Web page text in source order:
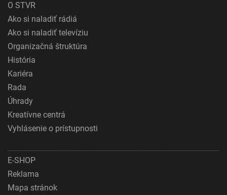
O STVR
Ako si naladiť rádiá
Ako si naladiť televíziu
Organizačná štruktúra
História
Kariéra
Rada
Úhrady
Kreatívne centrá
Vyhlásenie o prístupnosti
E-SHOP
Reklama
Mapa stránok